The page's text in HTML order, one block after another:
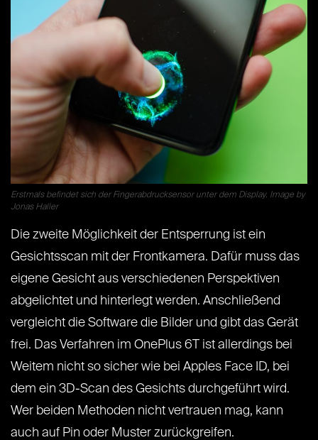
Erstmals befindet sich der Fingerabdrucksensor unter dem Display. Image by
Jonas Haller
Die zweite Möglichkeit der Entsperrung ist ein
Gesichtsscan mit der Frontkamera. Dafür muss das
eigene Gesicht aus verschiedenen Perspektiven
abgelichtet und hinterlegt werden. Anschließend
vergleicht die Software die Bilder und gibt das Gerät
frei. Das Verfahren im OnePlus 6T ist allerdings bei
Weitem nicht so sicher wie bei Apples Face ID, bei
dem ein 3D-Scan des Gesichts durchgeführt wird.
Wer beiden Methoden nicht vertrauen mag, kann
auch auf Pin oder Muster zurückgreifen.